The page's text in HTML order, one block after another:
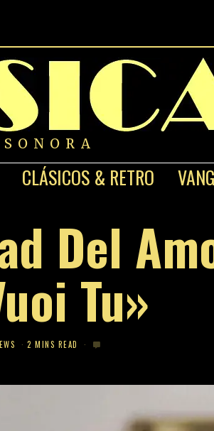
CLÁSICOS & RETRO
Del
Tu»
2 MINS READ